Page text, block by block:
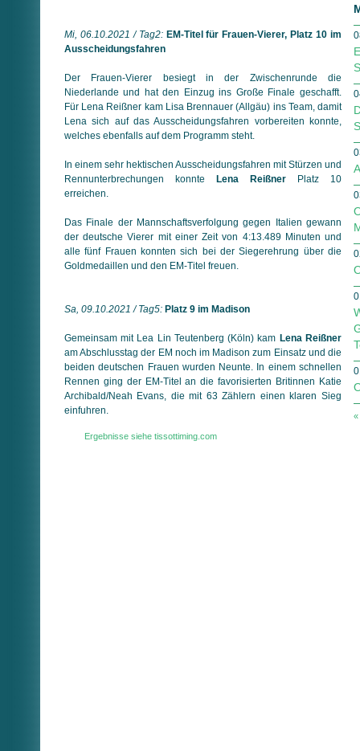
Mi, 06.10.2021 / Tag2: EM-Titel für Frauen-Vierer, Platz 10 im
Ausscheidungsfahren
Der Frauen-Vierer besiegt in der Zwischenrunde die
Niederlande und hat den Einzug ins Große Finale geschafft.
Für Lena Reißner kam Lisa Brennauer (Allgäu) ins Team, damit
Lena sich auf das Ausscheidungsfahren vorbereiten konnte,
welches ebenfalls auf dem Programm steht.
In einem sehr hektischen Ausscheidungsfahren mit Stürzen und
Rennunterbrechungen konnte Lena Reißner Platz 10
erreichen.
Das Finale der Mannschaftsverfolgung gegen Italien gewann
der deutsche Vierer mit einer Zeit von 4:13.489 Minuten und
alle fünf Frauen konnten sich bei der Siegerehrung über die
Gold­medaillen und den EM-Titel freuen.
Sa, 09.10.2021 / Tag5: Platz 9 im Madison
Gemeinsam mit Lea Lin Teutenberg (Köln) kam Lena Reißner
am Abschlusstag der EM noch im Madison zum Einsatz und die
beiden deutschen Frauen wurden Neunte. In einem schnellen
Rennen ging der EM-Titel an die favorisierten Britinnen Katie
Archibald/Neah Evans, die mit 63 Zählern einen klaren Sieg
einfuhren.
Ergebnisse siehe tissottiming.com
«